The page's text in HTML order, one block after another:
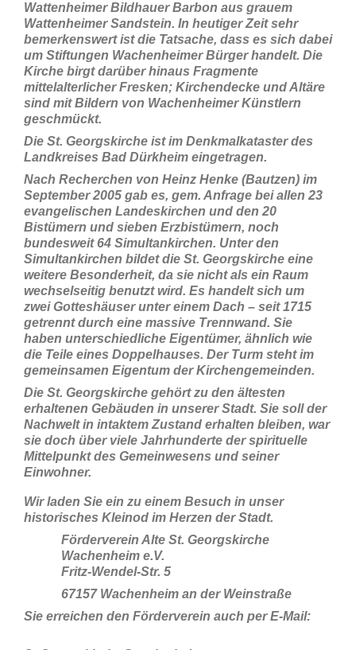
Wattenheimer Bildhauer Barbon aus grauem
Wattenheimer Sandstein. In heutiger Zeit sehr
bemerkenswert ist die Tatsache, dass es sich dabei
um Stiftungen Wachenheimer Bürger handelt. Die
Kirche birgt darüber hinaus Fragmente
mittelalterlicher Fresken; Kirchendecke und Altäre
sind mit Bildern von Wachenheimer Künstlern
geschmückt.
Die St. Georgskirche ist im Denkmalkataster des
Landkreises Bad Dürkheim eingetragen.
Nach Recherchen von Heinz Henke (Bautzen) im
September 2005 gab es, gem. Anfrage bei allen 23
evangelischen Landeskirchen und den 20
Bistümern und sieben Erzbistümern, noch
bundesweit 64 Simultankirchen. Unter den
Simultankirchen bildet die St. Georgskirche eine
weitere Besonderheit, da sie nicht als ein Raum
wechselseitig benutzt wird. Es handelt sich um
zwei Gotteshäuser unter einem Dach – seit 1715
getrennt durch eine massive Trennwand. Sie
haben unterschiedliche Eigentümer, ähnlich wie
die Teile eines Doppelhauses. Der Turm steht im
gemeinsamen Eigentum der Kirchengemeinden.
Die St. Georgskirche gehört zu den ältesten
erhaltenen Gebäuden in unserer Stadt. Sie soll der
Nachwelt in intaktem Zustand erhalten bleiben, war
sie doch über viele Jahrhunderte der spirituelle
Mittelpunkt des Gemeinwesens und seiner
Einwohner.
Wir laden Sie ein zu einem Besuch in unser
historisches Kleinod im Herzen der Stadt.
Förderverein Alte St. Georgskirche
Wachenheim e.V.
Fritz-Wendel-Str. 5
67157 Wachenheim an der Weinstraße
Sie erreichen den Förderverein auch per E-Mail: